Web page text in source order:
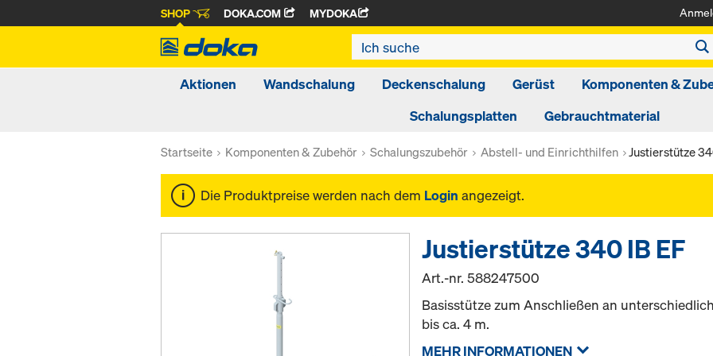
SHOP DOKA.COM MYDOKA
Aktionen Wandschalung Deckenschalung Gerüst
Komponenten &
Schalungsplatten
Gebrauchtmaterial
Startseite Komponenten & Zubehör Schalungszubehör Abstell- und Einrichthilfen Justierstütze
Die Produktpreise werden nach dem Login angezeigt.
Justierstütze 340 IB EF
Art.-nr.588247500
Basisstütze zum Anschließen an
bis ca. 4 m.
MEHR INFORMATIONEN